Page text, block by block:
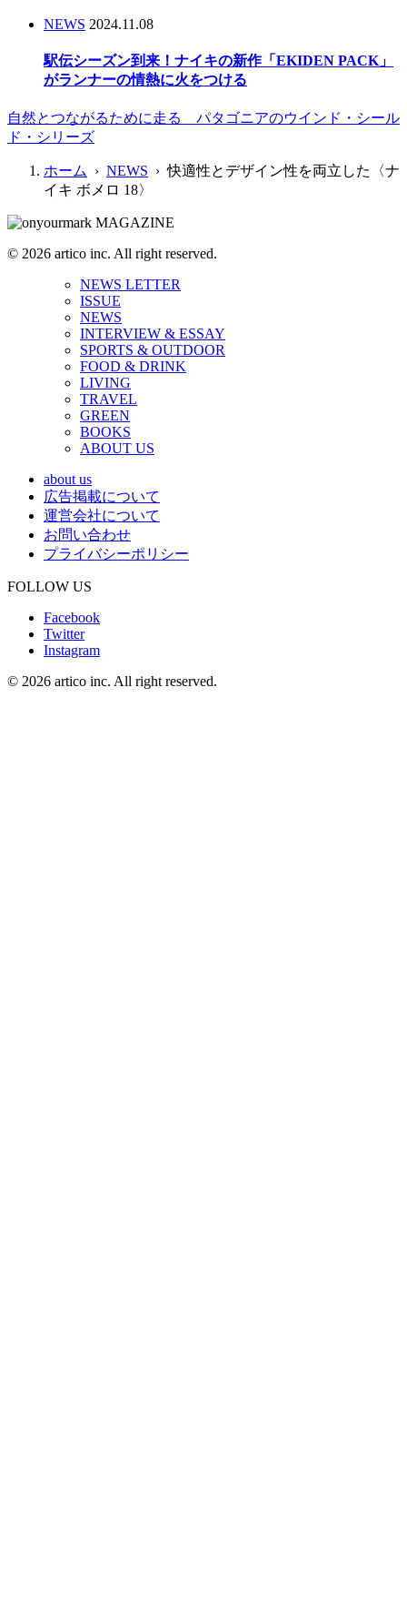
NEWS 2024.11.08
駅伝シーズン到来！ナイキの新作「EKIDEN PACK」
がランナーの情熱に火をつける
自然とつながるために走る パタゴニアのウインド・シール
ド・シリーズ
ホーム › NEWS › 快適性とデザイン性を両立した〈ナ
イキ ボメロ 18〉
© 2026 artico inc. All right reserved.
NEWS LETTER
ISSUE
NEWS
INTERVIEW & ESSAY
SPORTS & OUTDOOR
FOOD & DRINK
LIVING
TRAVEL
GREEN
BOOKS
ABOUT US
about us
広告掲載について
運営会社について
お問い合わせ
プライバシーポリシー
FOLLOW US
Facebook
Twitter
Instagram
© 2026 artico inc. All right reserved.